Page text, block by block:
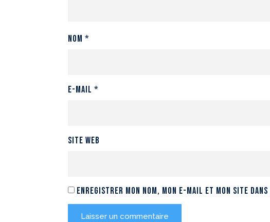
Nom *
E-mail *
Site web
Enregistrer mon nom, mon e-mail et mon site